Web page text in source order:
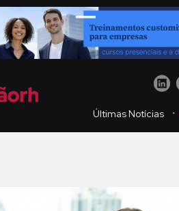
Últimas Notícias ・